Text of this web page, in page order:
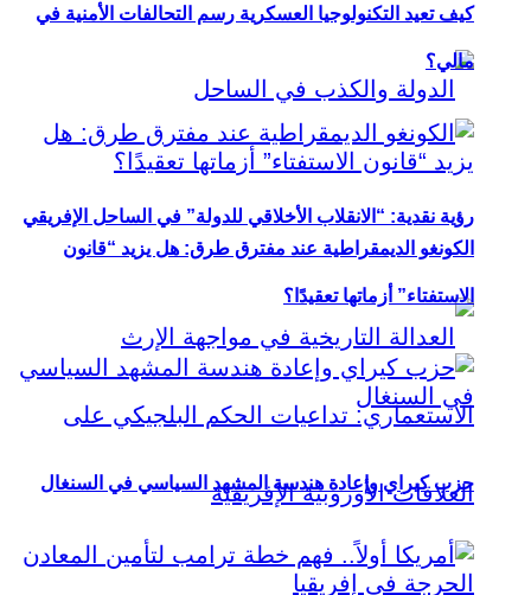
رؤية نقدية: “الانقلاب الأخلاقي للدولة” في الساحل الإفريقي
كيف تعيد التكنولوجيا العسكرية رسم التحالفات الأمنية في
مالي؟
الكونغو الديمقراطية عند مفترق طرق: هل يزيد “قانون
الاستفتاء” أزماتها تعقيدًا؟
حزب كيراي وإعادة هندسة المشهد السياسي في السنغال